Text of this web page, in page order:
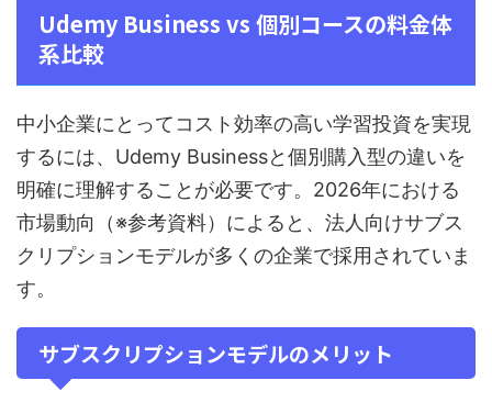
Udemy Business vs 個別コースの料金体
系比較
中小企業にとってコスト効率の高い学習投資を実現
するには、Udemy Businessと個別購入型の違いを
明確に理解することが必要です。2026年における
市場動向（※参考資料）によると、法人向けサブス
クリプションモデルが多くの企業で採用されていま
す。
サブスクリプションモデルのメリット